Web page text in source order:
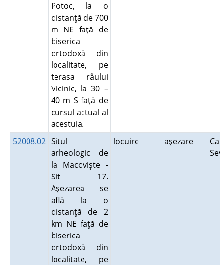
Potoc, la o
distanţă de 700
m NE faţă de
biserica
ortodoxă din
localitate, pe
terasa râului
Vicinic, la 30 –
40 m S faţă de
cursul actual al
acestuia.
52008.02 Situl
arheologic de
la Macovişte -
Sit 17.
Aşezarea se
află la o
distanţă de 2
km NE faţă de
biserica
ortodoxă din
localitate, pe
locuire aşezare